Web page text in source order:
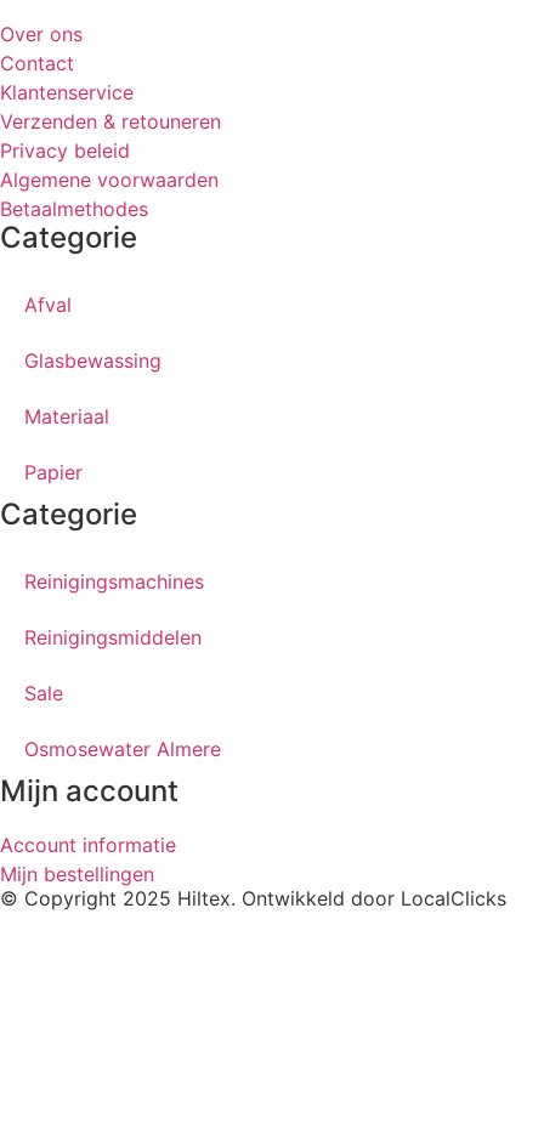
Over ons
Contact
Klantenservice
Verzenden & retouneren
Privacy beleid
Algemene voorwaarden
Betaalmethodes
Categorie
Afval
Glasbewassing
Materiaal
Papier
Categorie
Reinigingsmachines
Reinigingsmiddelen
Sale
Osmosewater Almere
Mijn account
Account informatie
Mijn bestellingen
© Copyright 2025 Hiltex. Ontwikkeld door LocalClicks